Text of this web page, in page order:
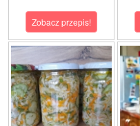
Zobacz przepis!